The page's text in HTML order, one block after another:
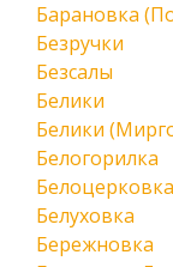
Барановка
Безручки
Безсалы
Белики
Белики
Белогорилка
Белуховка
Бережновка